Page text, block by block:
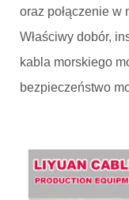
oraz połączenie w
Właściwy dobór,
kabla morskiego
bezpieczeństwo